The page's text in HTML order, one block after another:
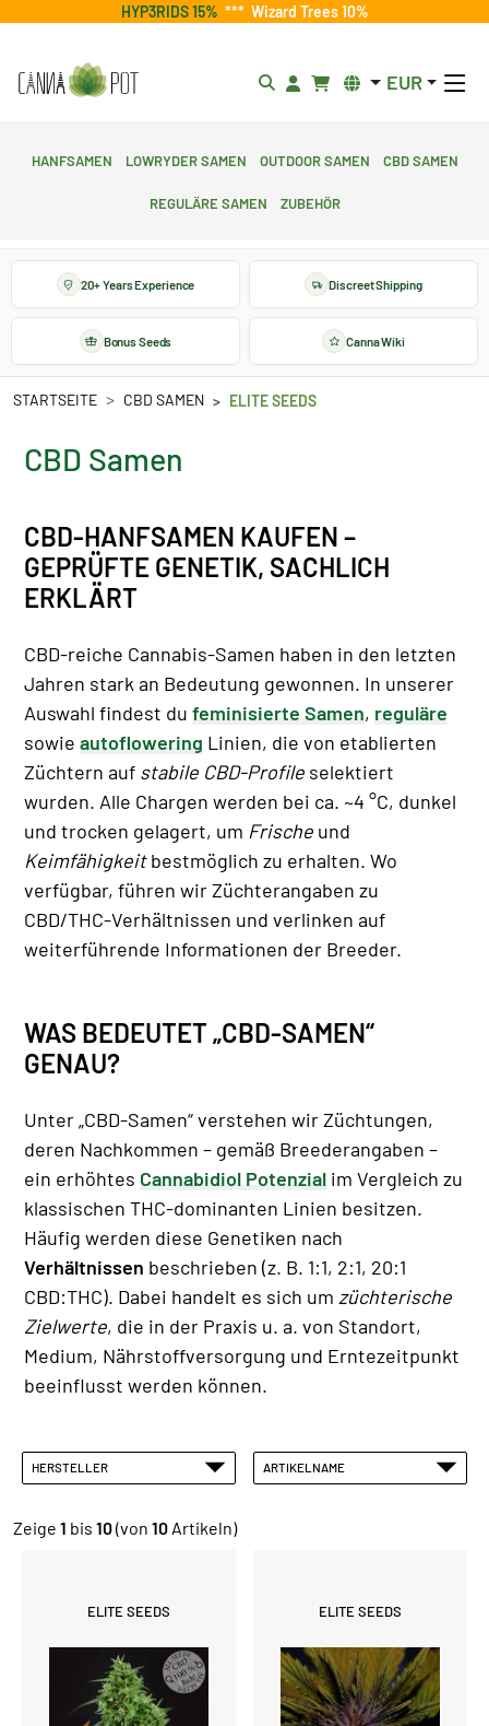
HYP3RIDS 15% *** Wizard Trees 10%
EUR
Hanfsamen Lowryder Samen Outdoor Samen CBD Samen
Reguläre Samen Zubehör
20+ Years Experience Discreet Shipping
Bonus Seeds Canna Wiki
STARTSEITE CBD SAMEN ELITE SEEDS
CBD Samen
CBD-HANFSAMEN KAUFEN –
GEPRÜFTE GENETIK, SACHLICH
ERKLÄRT
CBD-reiche Cannabis-Samen haben in den letzten
Jahren stark an Bedeutung gewonnen. In unserer
Auswahl findest du feminisierte Samen, reguläre
sowie autoflowering Linien, die von etablierten
Züchtern auf stabile CBD-Profile selektiert
wurden. Alle Chargen werden bei ca. ~4 °C, dunkel
und trocken gelagert, um Frische und
Keimfähigkeitbestmöglich zu erhalten. Wo
verfügbar, führen wir Züchterangaben zu
CBD/THC-Verhältnissen und verlinken auf
weiterführende Informationen der Breeder.
WAS BEDEUTET „CBD-SAMEN“
GENAU?
Unter „CBD-Samen“ verstehen wir Züchtungen,
deren Nachkommen – gemäß Breederangaben –
ein erhöhtes Cannabidiol Potenzial im Vergleich zu
klassischen THC-dominanten Linien besitzen.
Häufig werden diese Genetiken nach
Verhältnissen beschrieben (z. B. 1:1, 2:1, 20:1
CBD:THC). Dabei handelt es sich um züchterische
Zielwerte, die in der Praxis u. a. von Standort,
Medium, Nährstoffversorgung und Erntezeitpunkt
beeinflusst werden können.
HERSTELLER ARTIKELNAME
Zeige 1 bis 10(von 10 Artikeln)
ELITE SEEDS ELITE SEEDS